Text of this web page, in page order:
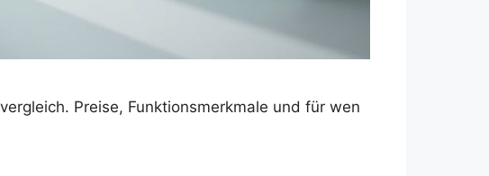
Preise, Funktionsmerkmale und für wen